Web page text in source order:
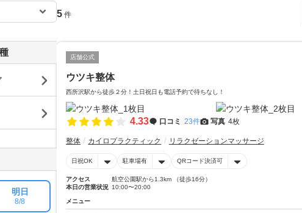
5 件
店舗公式
ウツキ整体
西所沢駅から徒歩２分！土日祝日も電話予約で待ちなし！
4.33 口コミ 23件 写真 4枚
整体 カイロプラクティック リラクゼーションマッサージ
日祝OK 駐車場有 QRコード決済可
アクセス
航空公園駅から1.3km （徒歩16分）
本日の営業状況 10:00〜20:00
メニュー
明日
8/8